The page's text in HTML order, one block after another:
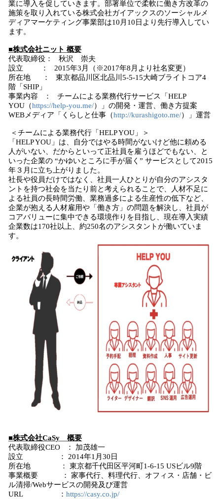
業に導入を促していきます。部署単位で柔軟に働き方改革の
施策を取り入れている株式会社ガイアックスのソーシャルメ
ディアマーケティング事業部は10月10日より先行導入してい
ます。
■株式会社ニット 概要
代表取締役： 秋沢 崇夫
設立 ： 2015年3月（※2017年8月より社名変更）
所在地 ： 東京都品川区北品川5-5-15大崎ブライトコア4
階「SHIP」
事業内容 ： チームによる業務代行サービス「HELP
YOU（https://help-you.me/）」の開発・運営、働き方提案
WEBメディア「くらしと仕事（http://kurashigoto.me/）」運営
＜チームによる業務代行「HELP YOU」＞
「HELP YOU」は、自分ではやる時間がないけど他に頼める
人がいない、だからといって正社員を雇うほどでもない、と
いった企業の “かゆいところに手が届く” サービスとして2015
年３月に立ち上がりました。
社長や役員だけではなく、社員一人ひとりが自分のアシスタ
ントを持つ社会を当たり前と考えられることで、人材不足に
よる社員の長時間労働、業務過多による生産性の低下など、
企業が抱える人材雇用や「働き方」の問題を解決し、社員が
コアバリューに集中できる環境作りを目指し、現在導入実績
企業数は170社以上、約250名のアシスタントが働いていま
す。
■株式会社CaSy 概要
代表取締役CEO ： 加茂雄一
設立 ： 2014年1月30日
所在地 ： 東京都千代田区平河町1-6-15 USビル9階
事業概要 ： 家事代行、料理代行、­­­­オフィス・店舗・ビ
ル清掃/Webサービスの開発及び運営
URL ： https://casy.co.jp/